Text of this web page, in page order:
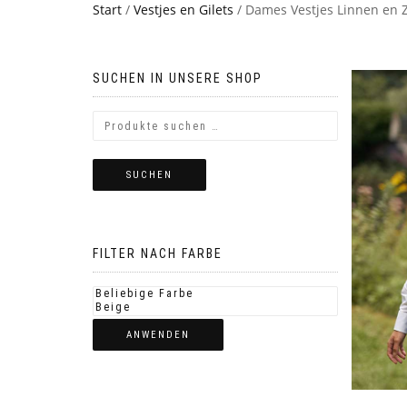
Start / Vestjes en Gilets / Dames Vestjes Linnen en
SUCHEN IN UNSERE SHOP
SUCHEN
FILTER NACH FARBE
ANWENDEN